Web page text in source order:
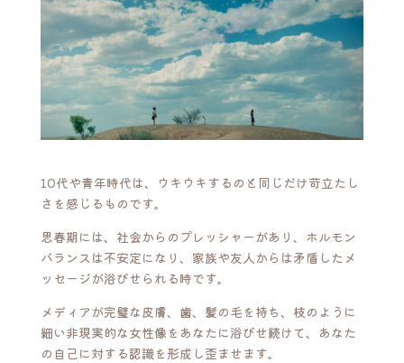
10代や青年時代は、ウキウキするのと同じだけ苛立たし
さを感じるものです。
思春期には、社会からのプレッシャーがあり、ホルモン
バランスは不安定になり、家族や友人からは矛盾したメ
ッセージが浴びせられる時です。
メディアが完璧な皮膚、歯、髪の毛を持ち、枝のように
細い非現実的な女性像をあなたに浴びせ続けて、あなた
の自己に対する認識を形成し歪ませます。